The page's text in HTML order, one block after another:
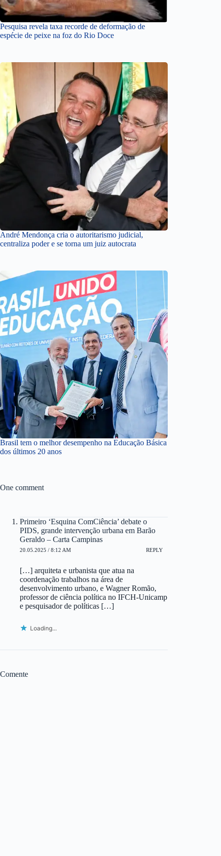
Pesquisa revela taxa recorde de deformação de
espécie de peixe na foz do Rio Doce
André Mendonça cria o autoritarismo judicial,
centraliza poder e se torna um juiz autocrata
Brasil tem o melhor desempenho na Educação Básica
dos últimos 20 anos
One comment
Primeiro ‘Esquina ComCiência’ debate o
PIDS, grande intervenção urbana em Barão
Geraldo – Carta Campinas
20.05.2025 / 8:12 AM REPLY
[…] arquiteta e urbanista que atua na
coordenação trabalhos na área de
desenvolvimento urbano, e Wagner Romão,
professor de ciência política no IFCH-Unicamp
e pesquisador de políticas […]
Loading...
Comente